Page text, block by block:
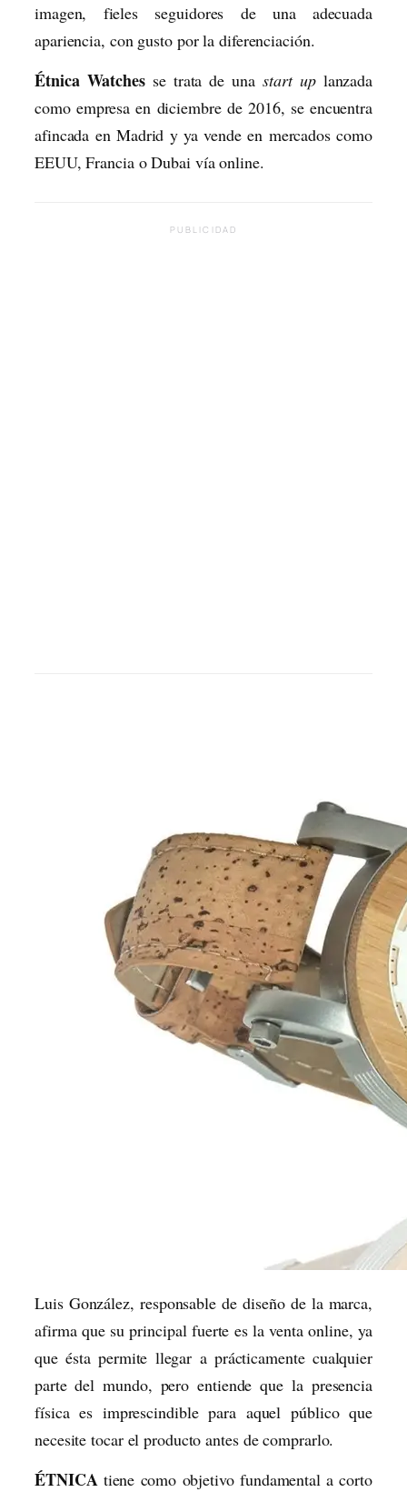
imagen, fieles seguidores de una adecuada
apariencia, con gusto por la diferenciación.
Étnica Watchesse trata de unastart uplanzada
como empresa en diciembre de 2016, se encuentra
afincada en Madrid y ya vende en mercados como
EEUU, Francia o Dubai vía online.
PUBLICIDAD
Luis González, responsable de diseño de la marca,
afirma que su principal fuerte es la venta online, ya
que ésta permite llegar a prácticamente cualquier
parte del mundo, pero entiende que la presencia
física es imprescindible para aquel público que
necesite tocar el producto antes de comprarlo.
ÉTNICAtiene como objetivo fundamental a corto